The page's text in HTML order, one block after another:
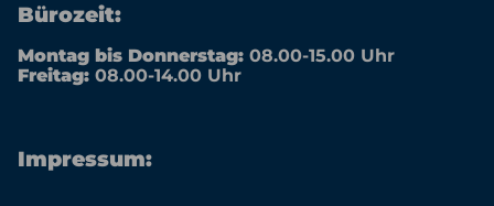
Bürozeit:
Montag bis Donnerstag: 08.00-15.00 Uhr
Freitag: 08.00-14.00 Uhr
Impressum: